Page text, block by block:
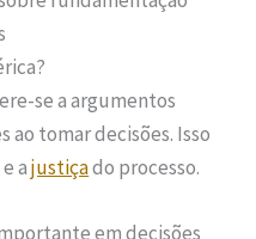
se a argumentos
ao tomar decisões. Isso
ajustiçado processo.
em decisões